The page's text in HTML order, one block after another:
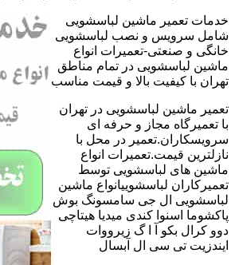
خدمات تعمیر ماشین لباسشویی
شامل سرویس و نصب لباسشویی
خانگی و صنعتی-تعمیرات انواع
ماشین لباسشویی در تمام مناطق
تهران با کیفیت بالا و قیمت مناسب
تعمیر ماشین لباسشویی در تهران
با تعمیرگاه مجاز و حرفه ای
سرویسکاران.تعمیر در محل با
نازلترین قیمت.تعمیرات انواع
ماشین های لباسشویی توسط
تعمیرکاران لباسشوییانواع ماشین
لباسشویی ال جی سامسونگ بوش
پاکشوما اسنوا کندی میدیا هیتاچی
دوو کرال بکو آ ا گ زیرووات
ایندزیت تی سی ال آبسال